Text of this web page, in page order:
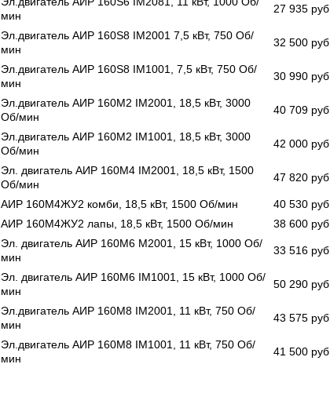
мин
27 935 руб.
Эл.двигатель АИР 160S8 IM2001 7,5 кВт, 750 Об/
мин
32 500 руб.
Эл.двигатель АИР 160S8 IM1001, 7,5 кВт, 750 Об/
мин
30 990 руб.
Эл.двигатель АИР 160М2 IM2001, 18,5 кВт, 3000
Об/мин
40 709 руб.
Эл.двигатель АИР 160М2 IM1001, 18,5 кВт, 3000
Об/мин
42 000 руб.
Эл. двигатель АИР 160М4 IM2001, 18,5 кВт, 1500
Об/мин
47 820 руб.
АИР 160М4ЖУ2 комби, 18,5 кВт, 1500 Об/мин
40 530 руб.
АИР 160М4ЖУ2 лапы, 18,5 кВт, 1500 Об/мин
38 600 руб.
Эл. двигатель АИР 160М6 M2001, 15 кВт, 1000 Об/
мин
33 516 руб.
Эл. двигатель АИР 160М6 IM1001, 15 кВт, 1000 Об/
мин
50 290 руб.
Эл.двигатель АИР 160М8 IM2001, 11 кВт, 750 Об/
мин
43 575 руб.
Эл.двигатель АИР 160М8 IM1001, 11 кВт, 750 Об/
мин
41 500 руб.